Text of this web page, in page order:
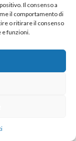
Il consenso a
il comportamento di
o ritirare il consenso
e funzioni.